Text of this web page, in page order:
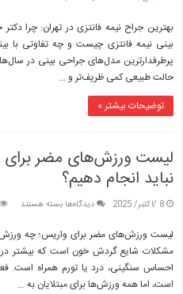
جراح
نیمه
فانتزی
در
تهران:
انتخاب
اول
بسیاری
است؟
بهترین جراح نیمه فانتزی در تهران: چرا
بینی نیمه فانتزی چیست و چه تفاوتی با
پرطرفدارترین مدل‌های جراحی بینی در
حالت طبیعی کمی ظریف‌تر و …
توضیحات بیشتر »
لیست ورزش‌های مضر برای
نباید انجام دهیم؟
8 /اکتبر/ 2025 دیدگاه‌هابرای
ورزش‌های
مضر
برای
واریس؛
چه
بسته هستند
لیست ورزش‌های مضر برای واریس؛ چه
مشکلات شایع گردش خون است که بیشتر در
احساس سنگینی، درد یا تورم همراه است.
است، اما همه ورزش‌ها برای مبتلایان به …